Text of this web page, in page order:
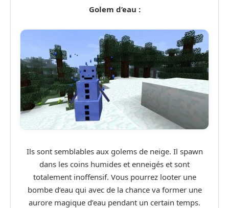
Golem d’eau :
Ils sont semblables aux golems de neige. Il spawn
dans les coins humides et enneigés et sont
totalement inoffensif. Vous pourrez looter une
bombe d’eau qui avec de la chance va former une
aurore magique d’eau pendant un certain temps.